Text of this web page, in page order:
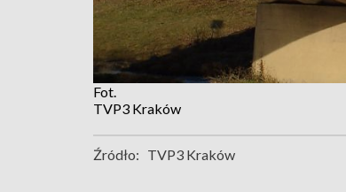
Fot.
TVP3 Kraków
Źródło: TVP3 Kraków